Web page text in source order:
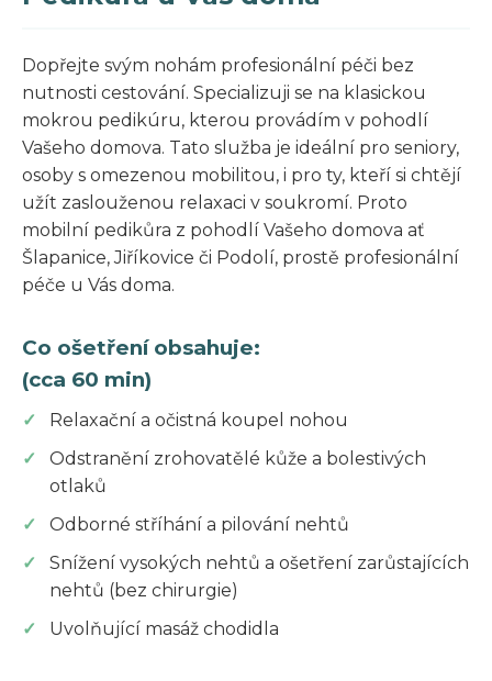
Dopřejte svým nohám profesionální péči bez
nutnosti cestování. Specializuji se na klasickou
mokrou pedikúru, kterou provádím v pohodlí
Vašeho domova. Tato služba je ideální pro seniory,
osoby s omezenou mobilitou, i pro ty, kteří si chtějí
užít zaslouženou relaxaci v soukromí. Proto
mobilní pedikůra z pohodlí Vašeho domova ať
Šlapanice, Jiříkovice či Podolí, prostě profesionální
péče u Vás doma.
Co ošetření obsahuje:
(cca 60 min)
Relaxační a očistná koupel nohou
Odstranění zrohovatělé kůže a bolestivých
otlaků
Odborné stříhání a pilování nehtů
Snížení vysokých nehtů a ošetření zarůstajících
nehtů (bez chirurgie)
Uvolňující masáž chodidla